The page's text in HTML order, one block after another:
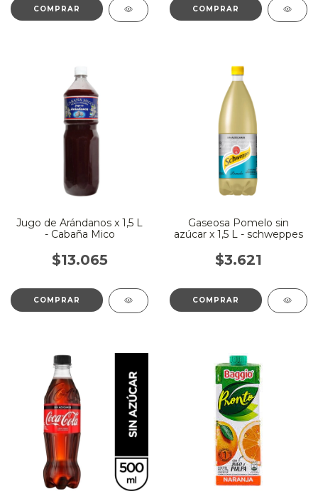
Jugo de Arándanos x 1,5 L
- Cabaña Mico
$13.065
Gaseosa Pomelo sin
azúcar x 1,5 L - schweppes
$3.621